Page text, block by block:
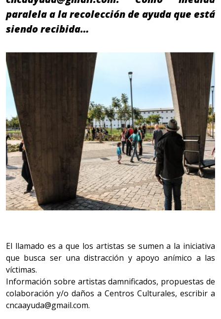
paralela a la recolección de ayuda que está
siendo recibida…
El llamado es a que los artistas se sumen a la iniciativa
que busca ser una distracción y apoyo anímico a las
víctimas.
Información sobre artistas damnificados, propuestas de
colaboración y/o daños a Centros Culturales, escribir a
cncaayuda@gmail.com.